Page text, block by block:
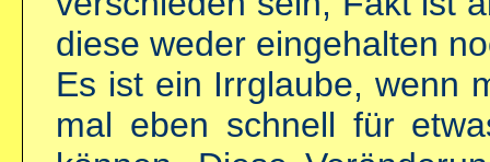
diese weder eingehalten
Es ist ein Irrglaube, wenn
mal eben schnell für